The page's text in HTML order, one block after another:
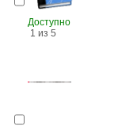
Доступно
1 из 5